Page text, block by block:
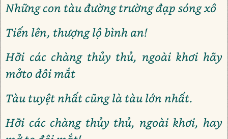
Những con tàu đường trường đạp sóng xô
Tiến lên, thượng lộ bình an!
Hỡi các chàng thủy thủ, ngoài khơi hãy
mởto đôi mắt
Tàu tuyệt nhất cũng là tàu lớn nhất.
Hỡi các chàng thủy thủ, ngoài khơi, hay